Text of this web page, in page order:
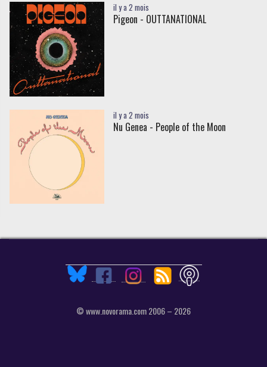
il y a 2 mois
Pigeon - OUTTANATIONAL
il y a 2 mois
Nu Genea - People of the Moon
© www.novorama.com 2006 – 2026